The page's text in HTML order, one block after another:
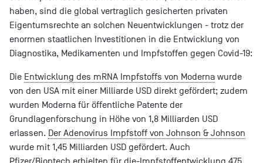
haben, sind die global vertraglich gesicherten privaten
Eigentumsrechte an solchen Neuentwicklungen - trotz der
enormen staatlichen Investitionen in die Entwicklung von
Diagnostika, Medikamenten und Impfstoffen gegen Covid-19:
Die Entwicklung des mRNA Impfstoffs von Moderna wurde
von den USA mit einer Milliarde USD direkt gefördert; zudem
wurden Moderna für öffentliche Patente der
Grundlagenforschung in Höhe von 1,8 Milliarden USD
erlassen. Der Adenovirus Impfstoff von Johnson & Johnson
wurde mit 1,45 Milliarden USD gefördert. Auch